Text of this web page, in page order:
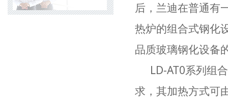
后，兰迪在普通有
热炉的组合式钢化
品质玻璃钢化设备
LD-AT0系列组合
求，其加热方式可